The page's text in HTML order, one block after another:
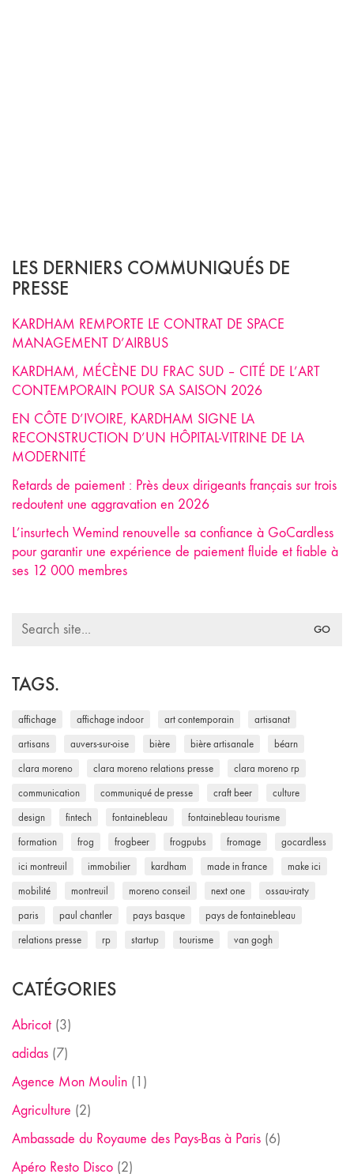
LES DERNIERS COMMUNIQUÉS DE
PRESSE
KARDHAM REMPORTE LE CONTRAT DE SPACE
MANAGEMENT D’AIRBUS
KARDHAM, MÉCÈNE DU FRAC SUD – CITÉ DE L’ART
CONTEMPORAIN POUR SA SAISON 2026
EN CÔTE D’IVOIRE, KARDHAM SIGNE LA
RECONSTRUCTION D’UN HÔPITAL-VITRINE DE LA
MODERNITÉ
Retards de paiement : Près deux dirigeants français sur trois
redoutent une aggravation en 2026
L’insurtech Wemind renouvelle sa confiance à GoCardless
pour garantir une expérience de paiement fluide et fiable à
ses 12 000 membres
Search
TAGS.
affichage affichage indoor art contemporain artisanat
artisans auvers-sur-oise bière bière artisanale béarn
clara moreno clara moreno relations presse clara moreno rp
communication communiqué de presse craft beer culture
design fintech fontainebleau fontainebleau tourisme
formation frog frogbeer frogpubs fromage gocardless
ici montreuil immobilier kardham made in france make ici
mobilité montreuil moreno conseil next one ossau-iraty
paris paul chantler pays basque pays de fontainebleau
relations presse rp startup tourisme van gogh
CATÉGORIES
Abricot (3)
adidas (7)
Agence Mon Moulin (1)
Agriculture (2)
Ambassade du Royaume des Pays-Bas à Paris (6)
Apéro Resto Disco (2)